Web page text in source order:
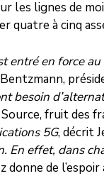
les lignes de
quatre à cinq
entré en force
besoin
fruit des
5G, décrit
En effet, dans
donne de